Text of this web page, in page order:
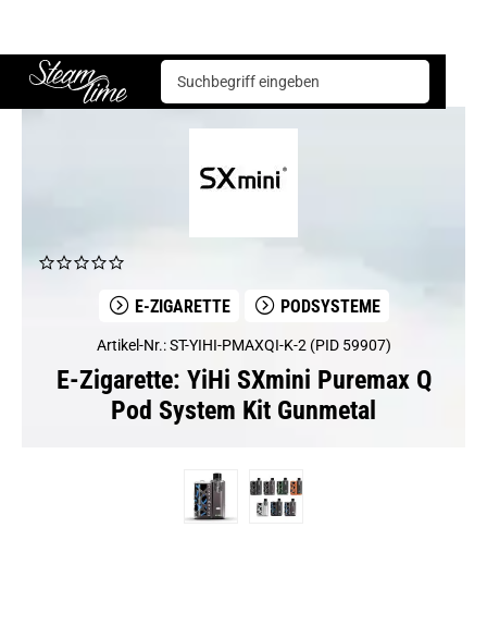
Steam time
E-Zigarette Podsysteme
E-ZIGARETTE PODSYSTEME
Artikel-Nr.: ST-YIHI-PMAXQI-K-2 (PID 59907)
E-Zigarette: YiHi SXmini Puremax Q
Pod System Kit Gunmetal